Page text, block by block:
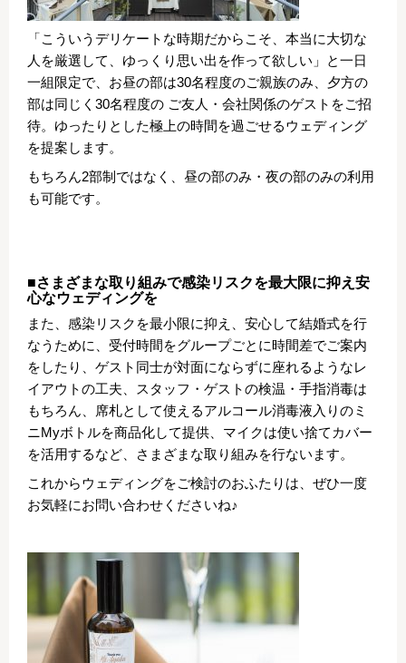
「こういうデリケートな時期だからこそ、本当に大切な
人を厳選して、ゆっくり思い出を作って欲しい」と一日
一組限定で、お昼の部は30名程度のご親族のみ、夕方の
部は同じく30名程度の ご友人・会社関係のゲストをご招
待。ゆったりとした極上の時間を過ごせるウェディング
を提案します。
もちろん2部制ではなく、昼の部のみ・夜の部のみの利用
も可能です。
■さまざまな取り組みで感染リスクを最大限に抑え安
心なウェディングを
また、感染リスクを最小限に抑え、安心して結婚式を行
なうために、受付時間をグループごとに時間差でご案内
をしたり、ゲスト同士が対面にならずに座れるようなレ
イアウトの工夫、スタッフ・ゲストの検温・手指消毒は
もちろん、席札として使えるアルコール消毒液入りのミ
ニMyボトルを商品化して提供、マイクは使い捨てカバー
を活用するなど、さまざまな取り組みを行ないます。
これからウェディングをご検討のおふたりは、ぜひ一度
お気軽にお問い合わせくださいね♪